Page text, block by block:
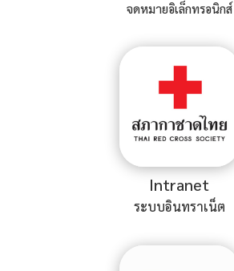
จดหมายอิเล็กทรอนิกส์
Intranet
ระบบอินทราเน็ต